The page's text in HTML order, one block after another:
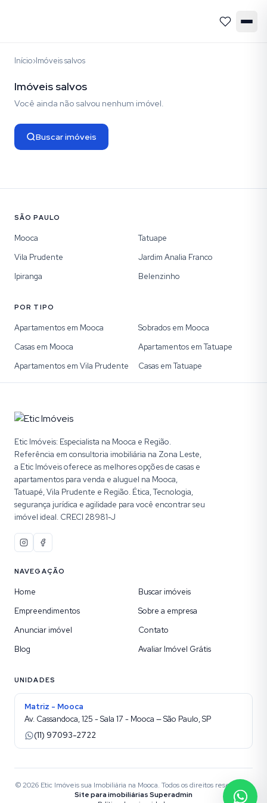
Início›Imóveis salvos
Imóveis salvos
Você ainda não salvou nenhum imóvel.
Buscar imóveis
SÃO PAULO
Mooca
Tatuape
Vila Prudente
Jardim Analia Franco
Ipiranga
Belenzinho
POR TIPO
Apartamentos em Mooca
Sobrados em Mooca
Casas em Mooca
Apartamentos em Tatuape
Apartamentos em Vila Prudente
Casas em Tatuape
Etic Imóveis: Especialista na Mooca e Região.
Referência em consultoria imobiliária na Zona Leste,
a Etic Imóveis oferece as melhores opções de casas e
apartamentos para venda e aluguel na Mooca,
Tatuapé, Vila Prudente e Região. Ética, Tecnologia,
segurança jurídica e agilidade para você encontrar seu
imóvel ideal. CRECI 28981-J
NAVEGAÇÃO
Home
Buscar imóveis
Empreendimentos
Sobre a empresa
Anunciar imóvel
Contato
Blog
Avaliar Imóvel Grátis
UNIDADES
Matriz - Mooca
Av. Cassandoca, 125 - Sala 17 - Mooca — São Paulo, SP
(11) 97093-2722
©2026 Etic Imóveis sua Imobiliária na Mooca. Todos os direitos reservados.
Site para imobiliárias Superadmin